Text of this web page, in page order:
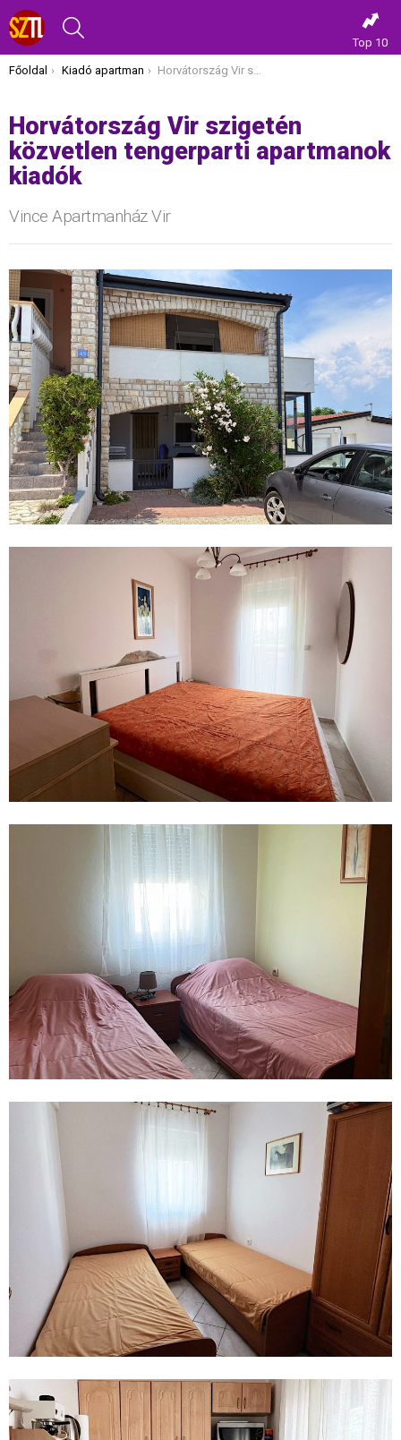
Top 10
Itt vagy most:
Főoldal Kiadó apartman Horvátország Vir szigetén közvetlen tengerparti apartmanok kiadók
Horvátország Vir szigetén
közvetlen tengerparti apartmanok
kiadók
Vince Apartmanház Vir